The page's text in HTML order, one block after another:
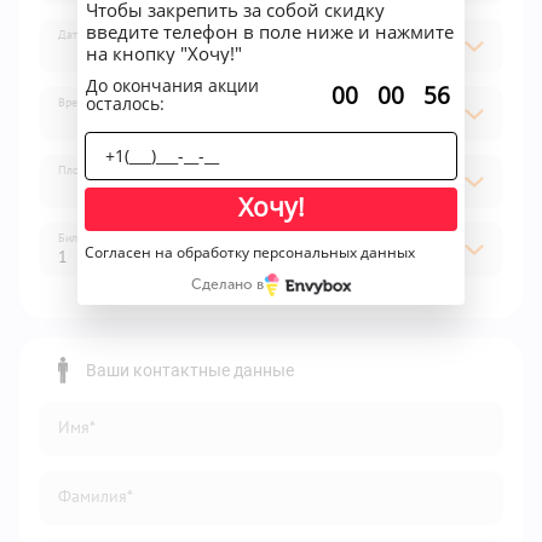
Дата
Время
Площадка
1
Билет
2
4
6
Ваши контактные данные
Имя*
Фамилия*
Чтобы закрепить за собой скидку
введите телефон в поле ниже и нажмите
на кнопку "Хочу!"
До окончания акции
осталось: 00 00 56
Хочу!
Согласен на обработку персональных данных
Сделано в